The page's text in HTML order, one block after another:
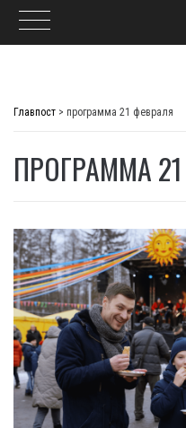
Главпост > программа 21 февраля
ПРОГРАММА